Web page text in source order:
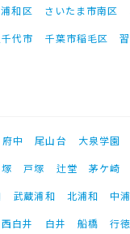
和区 さいたま市南区
千代市 千葉市稲毛区
府中 尾山台 大泉学園
戸塚 辻堂 茅ケ崎
武蔵浦和 北浦和 中
西白井 白井 船橋 行徳